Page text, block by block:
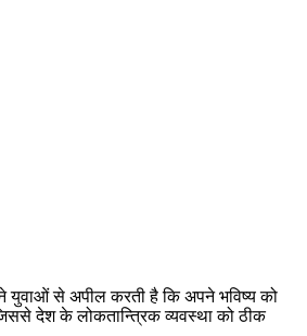
युवाओं से अपील करती है कि अपने भविष्य को
देश के लोकतान्त्रिक व्यवस्था को ठीक